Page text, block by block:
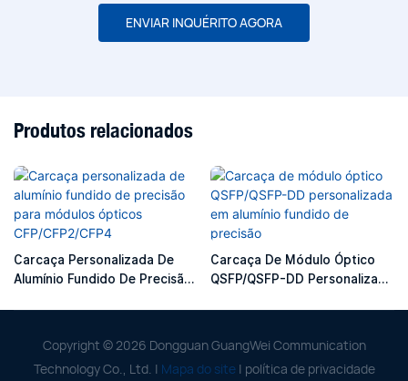
ENVIAR INQUÉRITO AGORA
Produtos relacionados
Carcaça Personalizada De
Alumínio Fundido De Precisão
Carcaça De Módulo Óptico
QSFP/QSFP-DD Personalizada
Copyright © 2026 Dongguan GuangWei Communication
Technology Co., Ltd. | Mapa do site | política de privacidade